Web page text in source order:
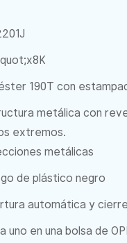
190T con
metálica con
extremos.
metálicas
de plástico negro
automática y cierre
uno en una bolsa de